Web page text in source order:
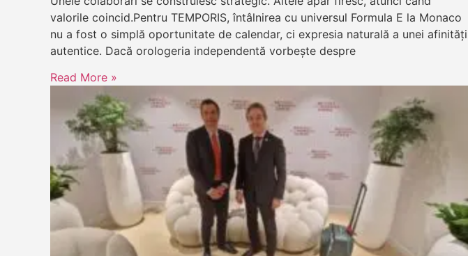
valorile coincid.Pentru TEMPORIS, întâlnirea cu universul Formula E la Monaco
nu a fost o simplă oportunitate de calendar, ci expresia naturală a unei afinități
autentice. Dacă orologeria independentă vorbește despre
Read More »